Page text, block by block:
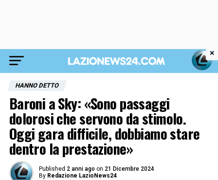
HANNO DETTO
Baroni a Sky: «Sono passaggi
dolorosi che servono da stimolo.
Oggi gara difficile, dobbiamo stare
dentro la prestazione»
Published 2 anni ago on 21 Dicembre 2024
By Redazione LazioNews24
×